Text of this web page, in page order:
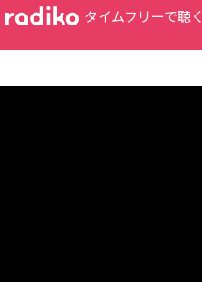
タイムフリーで聴く